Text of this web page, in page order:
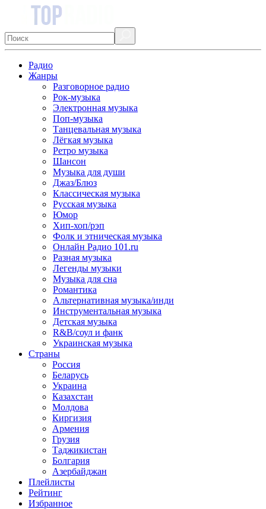
Радио
Жанры
Разговорное радио
Рок-музыка
Электронная музыка
Поп-музыка
Танцевальная музыка
Лёгкая музыка
Ретро музыка
Шансон
Музыка для души
Джаз/Блюз
Классическая музыка
Русская музыка
Юмор
Хип-хоп/рэп
Фолк и этническая музыка
Онлайн Радио 101.ru
Разная музыка
Легенды музыки
Музыка для сна
Романтика
Альтернативная музыка/инди
Инструментальная музыка
Детская музыка
R&B/cоул и фанк
Украинская музыка
Страны
Россия
Беларусь
Украина
Казахстан
Молдова
Киргизия
Армения
Грузия
Таджикистан
Болгария
Азербайджан
Плейлисты
Рейтинг
Избранное